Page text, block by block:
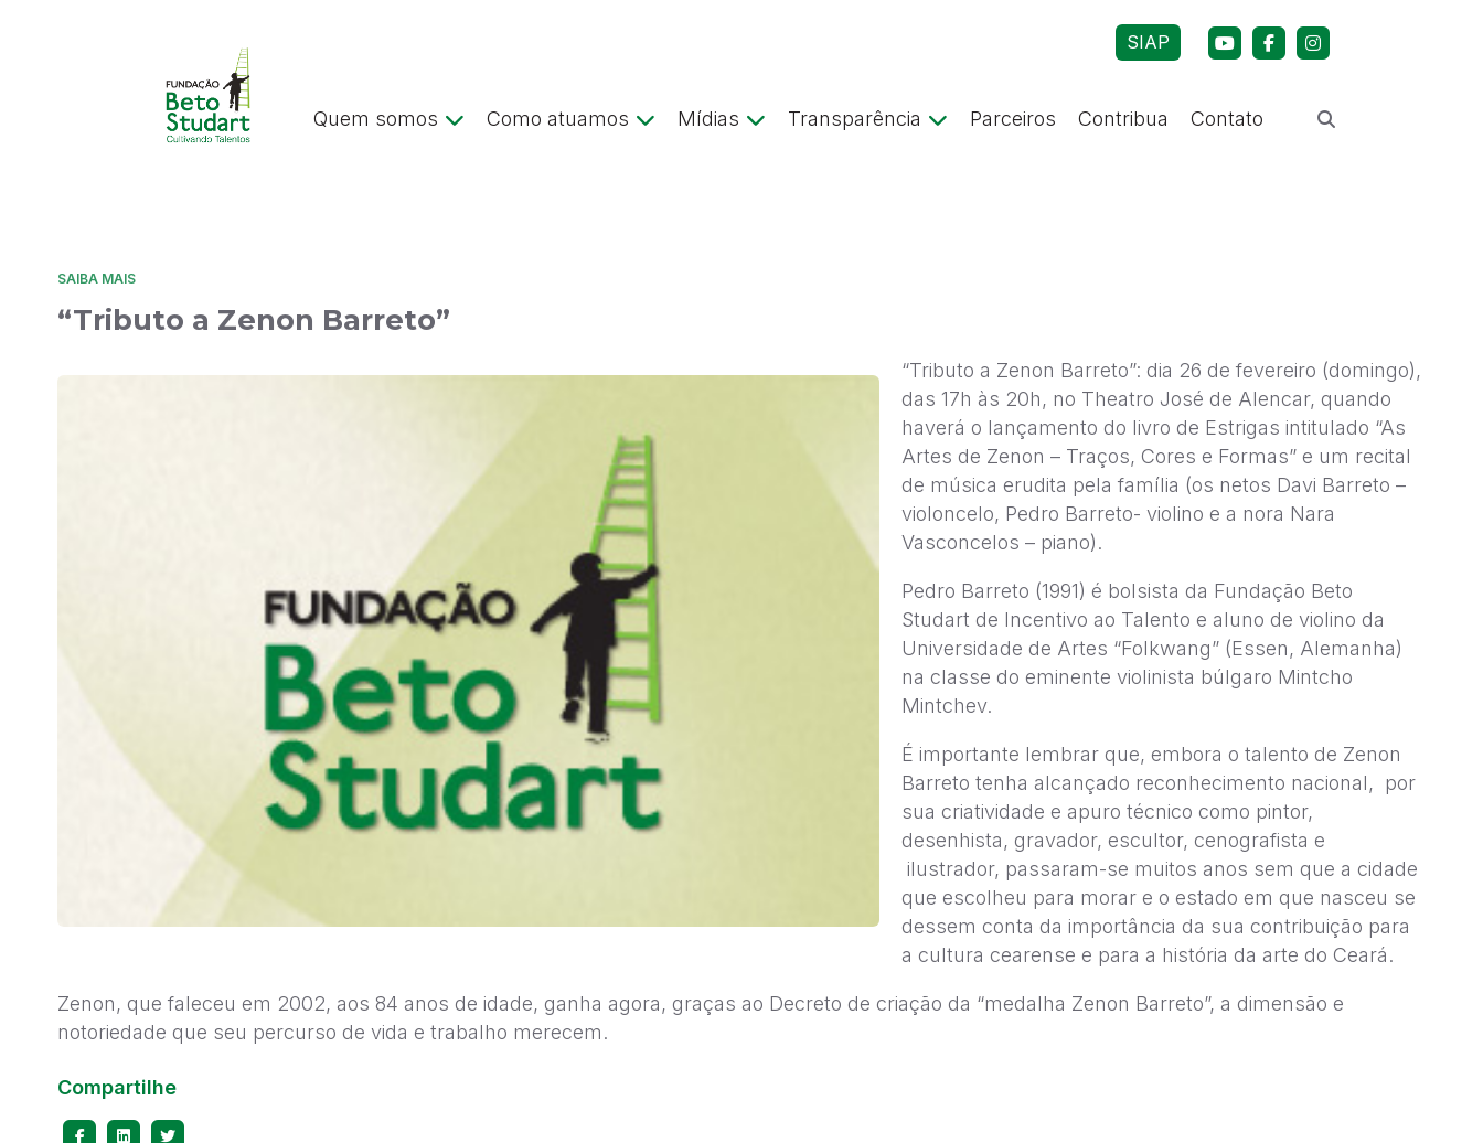
SIAP
Quem somos Como atuamos Mídias Transparência Parceiros Contribua Contato
SAIBA MAIS
“Tributo a Zenon Barreto”
“Tributo a Zenon Barreto”: dia 26 de fevereiro (domingo),
das 17h às 20h, no Theatro José de Alencar, quando
haverá o lançamento do livro de Estrigas intitulado “As
Artes de Zenon – Traços, Cores e Formas” e um recital
de música erudita pela família (os netos Davi Barreto –
violoncelo, Pedro Barreto- violino e a nora Nara
Vasconcelos – piano).
Pedro Barreto (1991) é bolsista da Fundação Beto
Studart de Incentivo ao Talento e aluno de violino da
Universidade de Artes “Folkwang” (Essen, Alemanha)
na classe do eminente violinista búlgaro Mintcho
Mintchev.
É importante lembrar que, embora o talento de Zenon
Barreto tenha alcançado reconhecimento nacional, por
sua criatividade e apuro técnico como pintor,
desenhista, gravador, escultor, cenografista e
ilustrador, passaram-se muitos anos sem que a cidade
que escolheu para morar e o estado em que nasceu se
dessem conta da importância da sua contribuição para
a cultura cearense e para a história da arte do Ceará.
Zenon, que faleceu em 2002, aos 84 anos de idade, ganha agora, graças ao Decreto de criação da “medalha Zenon Barreto”, a dimensão e
notoriedade que seu percurso de vida e trabalho merecem.
Compartilhe